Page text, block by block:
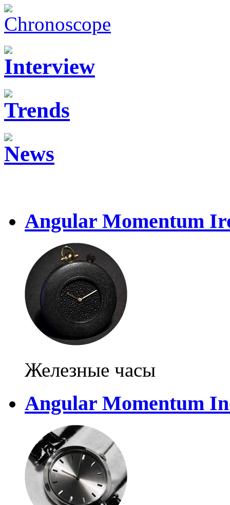
Angular Momentum
Железные часы
Angular Momentum